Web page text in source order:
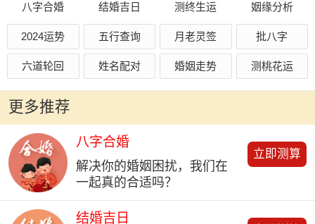
八字合婚 结婚吉日 测终生运 姻缘分析
2024运势 五行查询 月老灵签 批八字
六道轮回 姓名配对 婚姻走势 测桃花运
更多推荐
八字合婚
解决你的婚姻困扰，我们在
一起真的合适吗？
立即测算
结婚吉日